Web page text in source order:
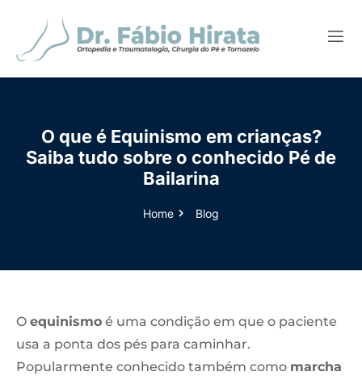
O que é Equinismo em crianças?
Saiba tudo sobre o conhecido Pé de
Bailarina
Home Blog
O equinismo é uma condição em que o paciente
usa a ponta dos pés para caminhar.
Popularmente conhecido também como marcha